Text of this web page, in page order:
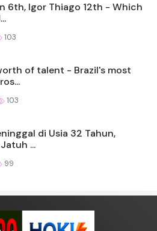
6th, Igor Thiago 12th - Which
103
of talent - Brazil's most
103
di Usia 32 Tahun,
...
99